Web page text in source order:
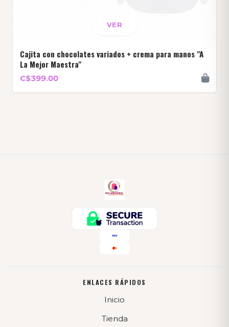
VER
Cajita con chocolates variados + crema para manos "A
La Mejor Maestra"
C$399.00
ENLACES RÁPIDOS
Inicio
Tienda